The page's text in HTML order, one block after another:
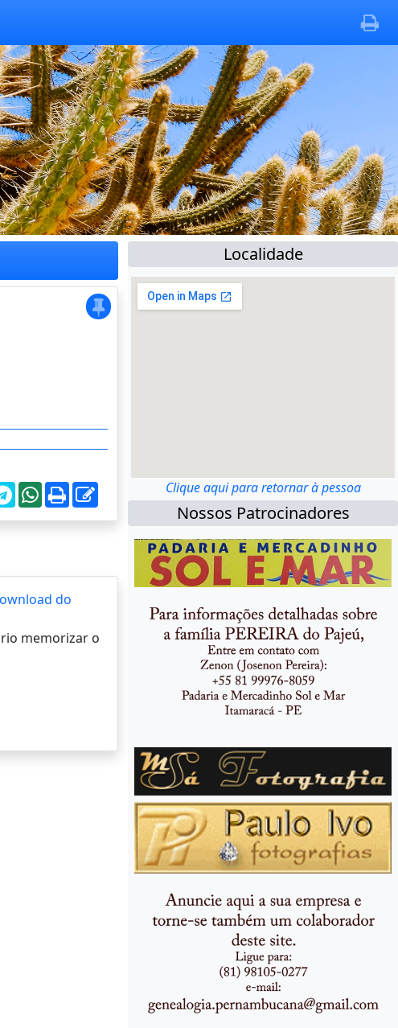
do
memorizar o
Localidade
Clique aqui para retornar à pessoa
Nossos Patrocinadores